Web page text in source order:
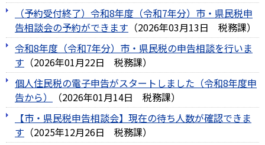
（予約受付終了）令和8年度（令和7年分）市・県民税申
告相談会の予約ができます （2026年03月13日 税務課）
令和8年度（令和7年分）市・県民税の申告相談を行いま
す （2026年01月22日 税務課）
個人住民税の電子申告がスタートしました（令和8年度申
告から）
（2026年01月14日 税務課）
【市・県民税申告相談会】現在の待ち人数が確認できま
す （2025年12月26日 税務課）